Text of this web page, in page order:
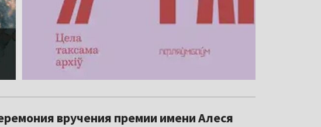
вручения премии имени Алеся